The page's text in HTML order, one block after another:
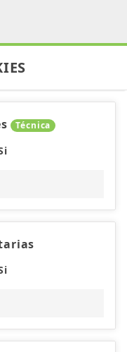
Técnica